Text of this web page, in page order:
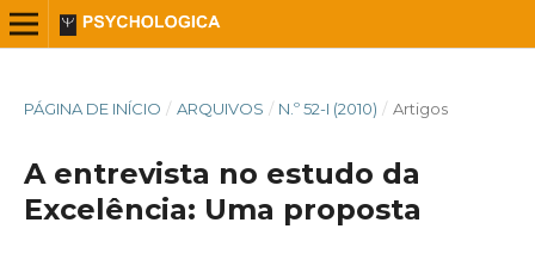
PÁGINA DE INÍCIO / ARQUIVOS / N.º 52-I (2010) / Artigos
A entrevista no estudo da
Excelência: Uma proposta